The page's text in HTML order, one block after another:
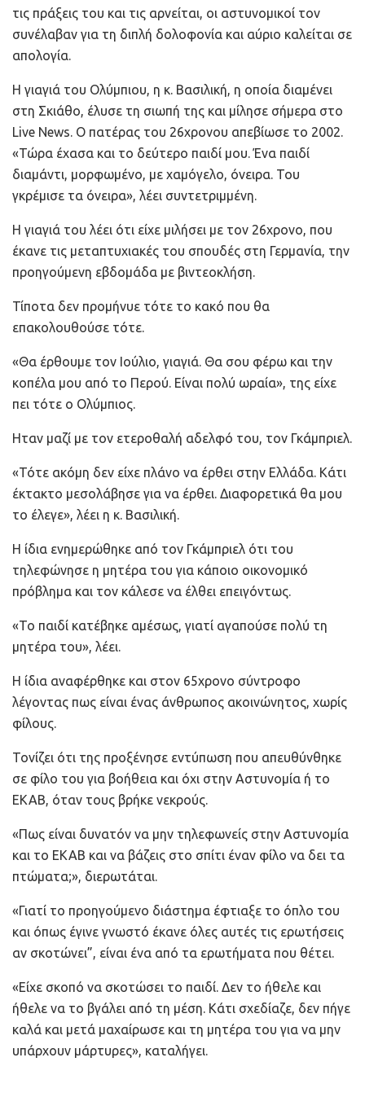
τις πράξεις του και τις αρνείται, οι αστυνομικοί τον
συνέλαβαν για τη διπλή δολοφονία και αύριο καλείται σε
απολογία.
Η γιαγιά του Ολύμπιου, η κ. Βασιλική, η οποία διαμένει
στη Σκιάθο, έλυσε τη σιωπή της και μίλησε σήμερα στο
Live News. Ο πατέρας του 26χρονου απεβίωσε το 2002.
«Τώρα έχασα και το δεύτερο παιδί μου. Ένα παιδί
διαμάντι, μορφωμένο, με χαμόγελο, όνειρα. Του
γκρέμισε τα όνειρα», λέει συντετριμμένη.
Η γιαγιά του λέει ότι είχε μιλήσει με τον 26χρονο, που
έκανε τις μεταπτυχιακές του σπουδές στη Γερμανία, την
προηγούμενη εβδομάδα με βιντεοκλήση.
Τίποτα δεν προμήνυε τότε το κακό που θα
επακολουθούσε τότε.
«Θα έρθουμε τον Ιούλιο, γιαγιά. Θα σου φέρω και την
κοπέλα μου από το Περού. Είναι πολύ ωραία», της είχε
πει τότε ο Ολύμπιος.
Ηταν μαζί με τον ετεροθαλή αδελφό του, τον Γκάμπριελ.
«Τότε ακόμη δεν είχε πλάνο να έρθει στην Ελλάδα. Κάτι
έκτακτο μεσολάβησε για να έρθει. Διαφορετικά θα μου
το έλεγε», λέει η κ. Βασιλική.
Η ίδια ενημερώθηκε από τον Γκάμπριελ ότι του
τηλεφώνησε η μητέρα του για κάποιο οικονομικό
πρόβλημα και τον κάλεσε να έλθει επειγόντως.
«Το παιδί κατέβηκε αμέσως, γιατί αγαπούσε πολύ τη
μητέρα του», λέει.
Η ίδια αναφέρθηκε και στον 65χρονο σύντροφο
λέγοντας πως είναι ένας άνθρωπος ακοινώνητος, χωρίς
φίλους.
Τονίζει ότι της προξένησε εντύπωση που απευθύνθηκε
σε φίλο του για βοήθεια και όχι στην Αστυνομία ή το
ΕΚΑΒ, όταν τους βρήκε νεκρούς.
«Πως είναι δυνατόν να μην τηλεφωνείς στην Αστυνομία
και το ΕΚΑΒ και να βάζεις στο σπίτι έναν φίλο να δει τα
πτώματα;», διερωτάται.
«Γιατί το προηγούμενο διάστημα έφτιαξε το όπλο του
και όπως έγινε γνωστό έκανε όλες αυτές τις ερωτήσεις
αν σκοτώνει”, είναι ένα από τα ερωτήματα που θέτει.
«Είχε σκοπό να σκοτώσει το παιδί. Δεν το ήθελε και
ήθελε να το βγάλει από τη μέση. Κάτι σχεδίαζε, δεν πήγε
καλά και μετά μαχαίρωσε και τη μητέρα του για να μην
υπάρχουν μάρτυρες», καταλήγει.